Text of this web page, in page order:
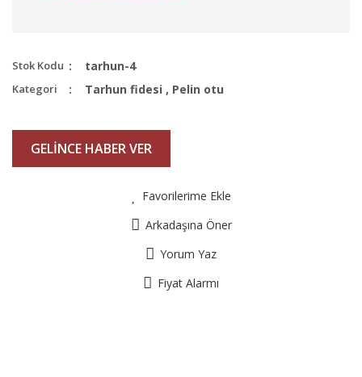
Stok Kodu tarhun-4
Kategori Tarhun fidesi , Pelin otu
GELİNCE HABER VER
Favorilerime Ekle
Arkadaşına Öner
Yorum Yaz
Fiyat Alarmı